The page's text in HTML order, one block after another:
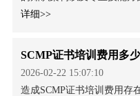
详细>>
SCMP证书培训费用多
2026-02-22 15:07:10
造成SCMP证书培训费用存